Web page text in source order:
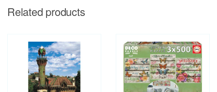
Related products